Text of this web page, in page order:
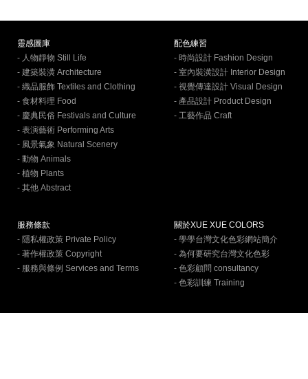
靈感圖庫
- 人物靜物 Still Life
- 建築裝潢 Architecture
- 織品服飾 Textiles and Clothing
- 食材料理 Food
- 慶典民俗 Festivals and Culture
- 表演藝術 Performing Arts
- 風景氣象 Natural Scenery
- 動物 Animals
- 植物 Plants
- 其他 Abstract
配色練習
- 時尚設計 Fashion Design
- 室內裝潢設計 Interior Design
- 視覺傳達設計 Visual Design
- 產品設計 Product Design
- 工藝作品 Craft
服務條款
- 隱私權政策 Private Policy
- 著作權政策 Copyright
- 服務與條例 Services and Terms
關於XUE XUE COLORS
- 學學台灣文化色彩網站簡介
- 為何要研究台灣文化色彩
- 色彩顧問 consultancy
- 色彩訓練 Training